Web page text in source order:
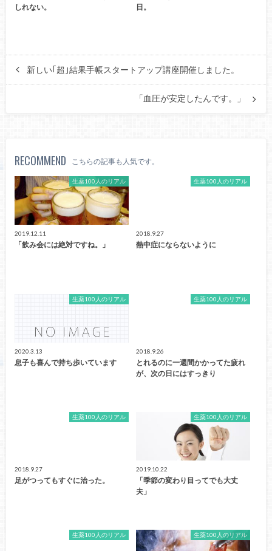
しれない。
日。
新しい｢超｣結果手帳スタートアップ講座開催しました。
「血圧が安定したんです。」
RECOMMEND こちらの記事も人気です。
生薬100人のリアル
2019.12.11
「飲み会には絶対ですね。」
生薬100人のリアル
2018.9.27
熱中症にならないように
生薬100人のリアル
2020.3.13
息子も喜んで持ち歩いています
生薬100人のリアル
2018.9.26
とれるのに一週間かかってた疲れ
が、次の日にはすっきり
生薬100人のリアル
2018.9.27
足がつってもすぐに治った。
生薬100人のリアル
2019.10.22
「季節の変わり目ってでも大丈
夫」
生薬100人のリアル 生薬100人のリアル